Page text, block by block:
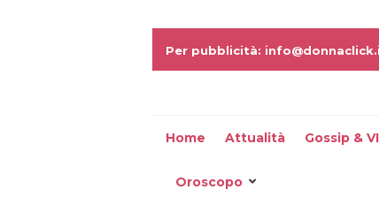
Per pubblicità:
Home Attualità Gossip &
Oroscopo